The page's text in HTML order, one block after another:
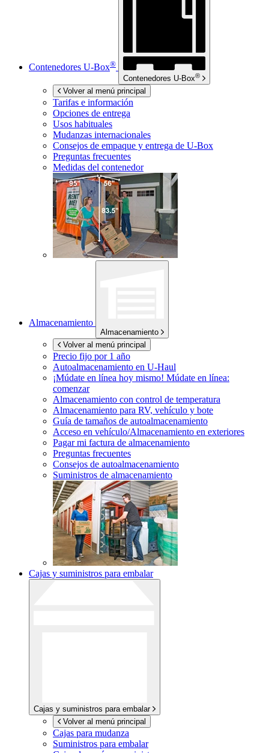
Contenedores U-Box®
Contenedores U-Box®
Volver al menú principal
Tarifas e información
Opciones de entrega
Usos habituales
Mudanzas internacionales
Consejos de empaque y entrega de U-Box
Preguntas frecuentes
Medidas del contenedor
Almacenamiento
Almacenamiento
Volver al menú principal
Precio fijo por 1 año
Autoalmacenamiento en U-Haul
¡Múdate en línea hoy mismo! Múdate en línea:
comenzar
Almacenamiento con control de temperatura
Almacenamiento para RV, vehículo y bote
Guía de tamaños de autoalmacenamiento
Acceso en vehículo/Almacenamiento en exteriores
Pagar mi factura de almacenamiento
Preguntas frecuentes
Consejos de autoalmacenamiento
Suministros de almacenamiento
Cajas y suministros para embalar
Cajas y suministros para embalar
Volver al menú principal
Cajas para mudanza
Suministros para embalar